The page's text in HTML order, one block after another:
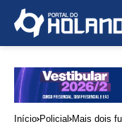
Início Policial Mais dois